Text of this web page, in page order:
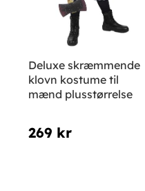
Deluxe skræmmende
klovn kostume til
mænd plusstørrelse
269 kr